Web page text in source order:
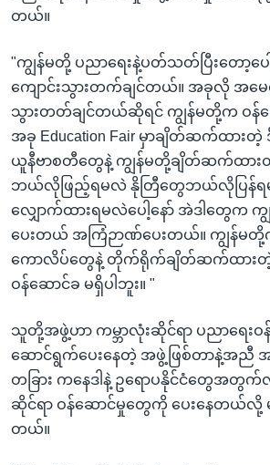
တယ်။
"ကျွန်မတို့ ပညာရေးနဲ့ပတ်သတ်ပြီးတော့ပေါ့
ကျောင်းသွားတက်ချင်တယ်။ အခုလို အမေ
သွားတတ်ချင်တယ်ဆိုရင် ကျွန်မတို့က ဝန်ဆ
အခု Education Fair မှာချိတ်ဆက်ထား
ယူနီဗာစတီတွေနဲ့ ကျွန်မတို့ချိတ်ဆက်ထား
ဘယ်လိုဖြည့်ရမလဲ နိုတြီတွေဘယ်လိုပြန်
လျှောက်ထားရမလဲပေါ့နော် အဲဒါတွေက က
ပေးတယ် အကြံဉာဏ်ပေးတယ်။ ကျွန်မ
ကောလိပ်တွေနဲ့ တိုက်ရိုက်ချိတ်ဆက်ထား
ဝန်ဆောင်ခ မရှိပါဘူး။ "
သူတို့အဖွဲ့ဟာ ကမ္ဘာလုံးဆိုင်ရာ ပညာရေး
ဆောင်ရွက်ပေးနေတဲ့ အဖွဲ့ဖြစ်တာနဲ့အညီ
တခြား ကနေဒါနဲ့ ဥရောပနိုင်ငံတွေအတွက်
ဆိုင်ရာ ဝန်ဆောင်မှုတွေကို ပေးနေတယ်လို့ မ
တယ်။